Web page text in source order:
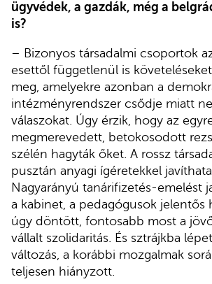
ügyvédek, a gazdák, még a
is?
– Bizonyos társadalmi csoportok
esettől függetlenül is
meg, amelyekre azonban a
intézményrendszer csődje miatt
válaszokat. Úgy érzik, hogy az
megmerevedett, betokosodott
szélén hagyták őket. A rossz
pusztán anyagi ígéretekkel
Nagyarányú tanárifizetés-emelést
a kabinet, a pedagógusok jelentős
úgy döntött, fontosabb most a
vállalt szolidaritás. És sztrájkba
változás, a korábbi mozgalmak
teljesen hiányzott.